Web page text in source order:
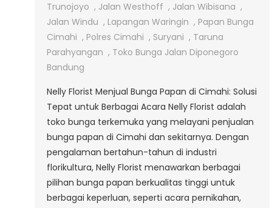
Trunojoyo , Jalan Westhoff , Jalan Wibisana ,
Jalan Windu , Lapangan Waringin , Papan Bunga
Cimahi , Polres Cimahi , Suryani , Taruna
Parahyangan , Toko Bunga Jalan Diponegoro
Bandung
Nelly Florist Menjual Bunga Papan di Cimahi: Solusi
Tepat untuk Berbagai Acara Nelly Florist adalah
toko bunga terkemuka yang melayani penjualan
bunga papan di Cimahi dan sekitarnya. Dengan
pengalaman bertahun-tahun di industri
florikultura, Nelly Florist menawarkan berbagai
pilihan bunga papan berkualitas tinggi untuk
berbagai keperluan, seperti acara pernikahan,